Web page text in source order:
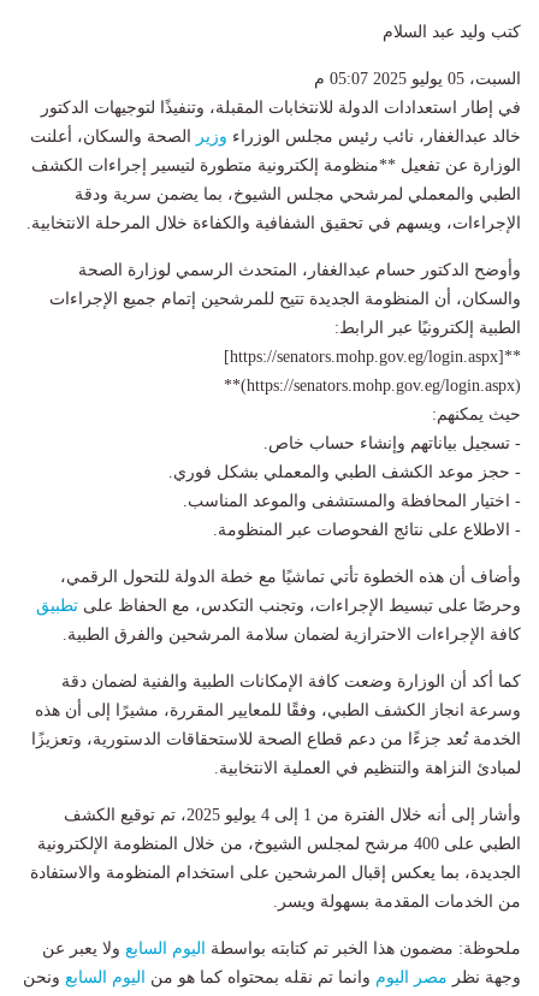
كتب وليد عبد السلام
السبت، 05 يوليو 2025 05:07 م
في إطار استعدادات الدولة للانتخابات المقبلة، وتنفيذًا لتوجيهات الدكتور
خالد عبدالغفار، نائب رئيس مجلس الوزراء وزير
الصحة والسكان، أعلنت
الوزارة عن تفعيل **منظومة إلكترونية متطورة لتيسير إجراءات الكشف
الطبي والمعملي لمرشحي مجلس الشيوخ، بما يضمن سرية ودقة
الإجراءات، ويسهم في تحقيق الشفافية والكفاءة خلال المرحلة الانتخابية.
وأوضح الدكتور حسام عبدالغفار، المتحدث الرسمي لوزارة الصحة
والسكان، أن المنظومة الجديدة تتيح للمرشحين إتمام جميع الإجراءات
الطبية إلكترونيًا عبر الرابط:
‏**[https://senators.mohp.gov.eg/login.aspx]
(https://senators.mohp.gov.eg/login.aspx)**
حيث يمكنهم:
- تسجيل بياناتهم وإنشاء حساب خاص.
- حجز موعد الكشف الطبي والمعملي بشكل فوري.
- اختيار المحافظة والمستشفى والموعد المناسب.
- الاطلاع على نتائج الفحوصات عبر المنظومة.
وأضاف أن هذه الخطوة تأتي تماشيًا مع خطة الدولة للتحول الرقمي،
وحرصًا على تبسيط الإجراءات، وتجنب التكدس، مع الحفاظ على تطبيق
كافة الإجراءات الاحترازية لضمان سلامة المرشحين والفرق الطبية.
كما أكد أن الوزارة وضعت كافة الإمكانات الطبية والفنية لضمان دقة
وسرعة انجاز الكشف الطبي، وفقًا للمعايير المقررة، مشيرًا إلى أن هذه
الخدمة تُعد جزءًا من دعم قطاع الصحة للاستحقاقات الدستورية، وتعزيزًا
لمبادئ النزاهة والتنظيم في العملية الانتخابية.
وأشار إلى أنه خلال الفترة من 1 إلى 4 يوليو 2025، تم توقيع الكشف
الطبي على 400 مرشح لمجلس الشيوخ، من خلال المنظومة الإلكترونية
الجديدة، بما يعكس إقبال المرشحين على استخدام المنظومة والاستفادة
من الخدمات المقدمة بسهولة ويسر.
ملحوظة: مضمون هذا الخبر تم كتابته بواسطة اليوم السابع ولا يعبر عن
وجهة نظر مصر اليوم وانما تم نقله بمحتواه كما هو من اليوم السابع ونحن